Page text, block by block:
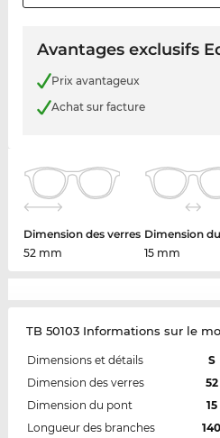
Avantages exclusifs
Prix avantageux
Achat sur facture
Dimension des verres
52 mm
Dimension
15 mm
TB 50103 Informations sur le
Dimensions et détails
S
Dimension des verres
52
Dimension du pont
15
Longueur des branches
140